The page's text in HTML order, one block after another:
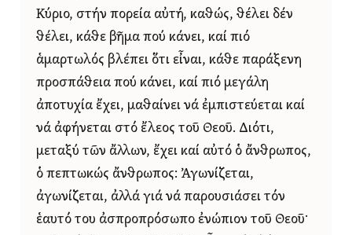
Κύριο, στήν πορεία αὐτή, καθώς, θέλει δέν
θέλει, κάθε βῆμα πού κάνει, καί πιό
ἁμαρτωλός βλέπει ὅτι εἶναι, κάθε παράξενη
προσπάθεια πού κάνει, καί πιό μεγάλη
ἀποτυχία ἔχει, μαθαίνει νά ἐμπιστεύεται καί
νά ἀφήνεται στό ἔλεος τοῦ Θεοῦ. Διότι,
μεταξύ τῶν ἄλλων, ἔχει καί αὐτό ὁ ἄνθρωπος,
ὁ πεπτωκώς ἄνθρωπος: Ἀγωνίζεται,
ἀγωνίζεται, ἀλλά γιά νά παρουσιάσει τόν
ἑαυτό του ἀσπροπρόσωπο ἐνώπιον τοῦ Θεοῦ·